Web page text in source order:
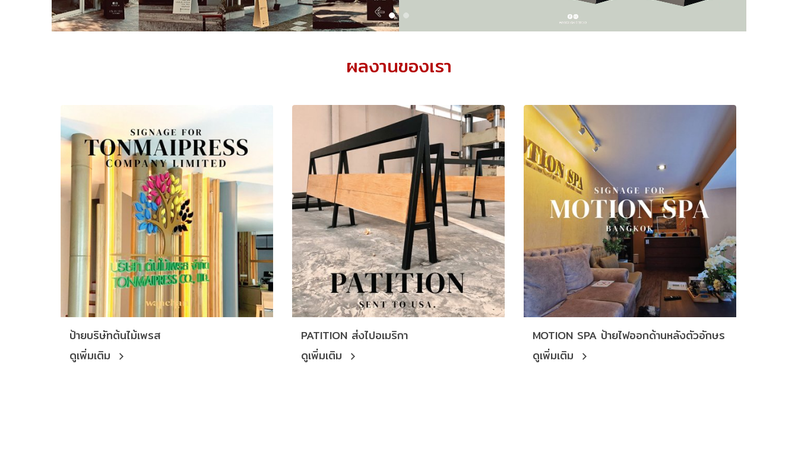
ผลงานของเรา
ป้ายบริษัทต้นไม้เพรส
ดูเพิ่มเติม
PATITION ส่งไปอเมริกา
ดูเพิ่มเติม
MOTION SPA ป้ายไฟออกด้านหลังตัวอักษร
ดูเพิ่มเติม